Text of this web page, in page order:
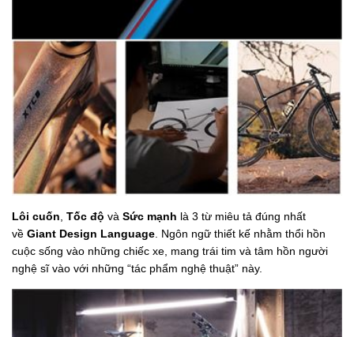
Lôi cuốn, Tốc độ và Sức mạnh là 3 từ miêu tả đúng nhất
về Giant Design Language. Ngôn ngữ thiết kế nhằm thổi hồn
cuộc sống vào những chiếc xe, mang trái tim và tâm hồn người
nghệ sĩ vào với những “tác phẩm nghệ thuật” này.